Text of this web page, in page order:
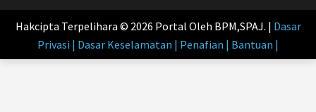
Hakcipta Terpelihara © 2026 Portal Oleh BPM,SPAJ. | Dasar
Privasi | Dasar Keselamatan | Penafian | Bantuan |